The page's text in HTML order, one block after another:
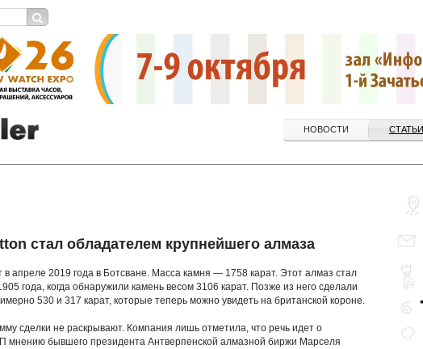
НОВОСТИ СТАТЬИ
стал обладателем крупнейшего алмаза
апреле 2019 года в Ботсване. Масса камня — 1758 карат. Этот алмаз стал
года, когда обнаружили камень весом 3106 карат. Позже из него сделали
530 и 317 карат, которые теперь можно увидеть на британской короне.
сделки не раскрывают. Компания лишь отметила, что речь идет о
мнению бывшего президента Антверпенской алмазной биржи Марселя